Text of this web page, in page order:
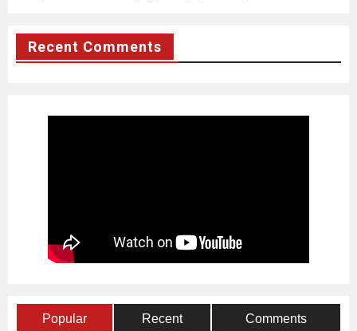
Recent Comments
Popular Recent Comments